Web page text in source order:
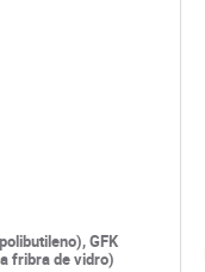
GFK
fribra de vidro)